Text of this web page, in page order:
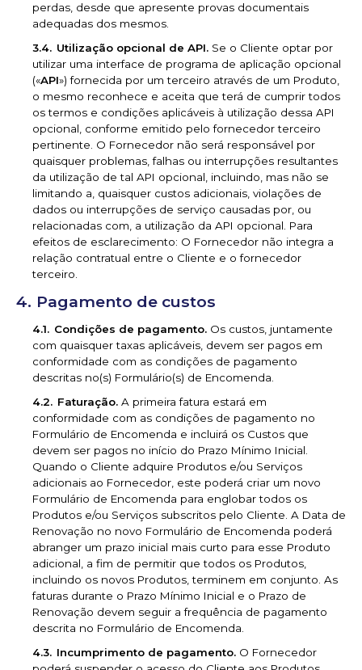
perdas, desde que apresente provas documentais
adequadas dos mesmos.
Utilização opcional de API. Se o Cliente optar por
utilizar uma interface de programa de aplicação opcional
(«API») fornecida por um terceiro através de um Produto,
o mesmo reconhece e aceita que terá de cumprir todos
os termos e condições aplicáveis à utilização dessa API
opcional, conforme emitido pelo fornecedor terceiro
pertinente. O Fornecedor não será responsável por
quaisquer problemas, falhas ou interrupções resultantes
da utilização de tal API opcional, incluindo, mas não se
limitando a, quaisquer custos adicionais, violações de
dados ou interrupções de serviço causadas por, ou
relacionadas com, a utilização da API opcional. Para
efeitos de esclarecimento: O Fornecedor não integra a
relação contratual entre o Cliente e o fornecedor
terceiro.
Pagamento de custos
Condições de pagamento. Os custos, juntamente
com quaisquer taxas aplicáveis, devem ser pagos em
conformidade com as condições de pagamento
descritas no(s) Formulário(s) de Encomenda.
Faturação. A primeira fatura estará em
conformidade com as condições de pagamento no
Formulário de Encomenda e incluirá os Custos que
devem ser pagos no início do Prazo Mínimo Inicial.
Quando o Cliente adquire Produtos e/ou Serviços
adicionais ao Fornecedor, este poderá criar um novo
Formulário de Encomenda para englobar todos os
Produtos e/ou Serviços subscritos pelo Cliente. A Data de
Renovação no novo Formulário de Encomenda poderá
abranger um prazo inicial mais curto para esse Produto
adicional, a fim de permitir que todos os Produtos,
incluindo os novos Produtos, terminem em conjunto. As
faturas durante o Prazo Mínimo Inicial e o Prazo de
Renovação devem seguir a frequência de pagamento
descrita no Formulário de Encomenda.
Incumprimento de pagamento. O Fornecedor